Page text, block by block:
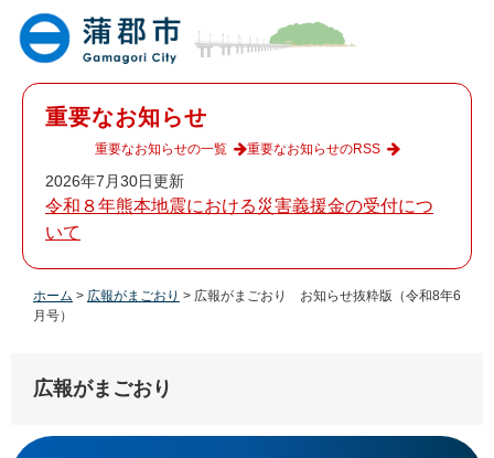
重要なお知らせ
2026年7月30日更新
令和８年熊本地震における災害義援金の受付につ
いて
重要なお知らせの一覧 重要なお知らせのRSS
ホーム > 広報がまごおり > 広報がまごおり お知らせ抜粋版（令和8年6
月号）
広報がまごおり
本